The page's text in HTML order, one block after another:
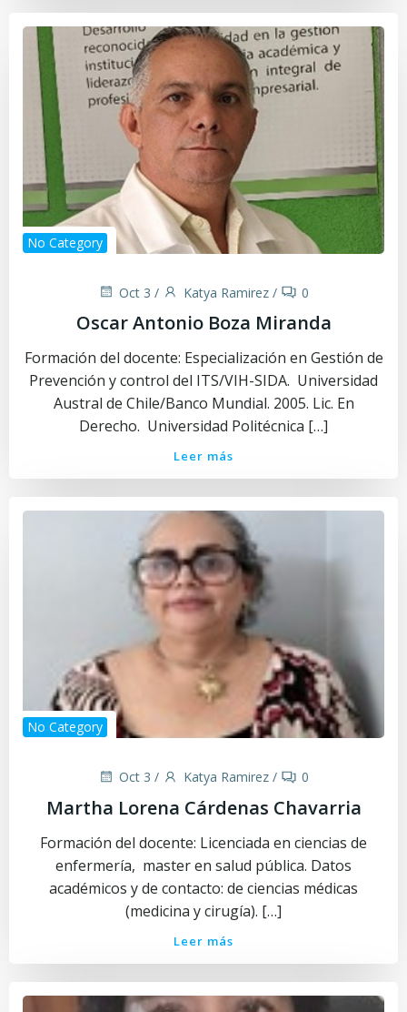
No Category
Oct 3 / Katya Ramirez / 0
Oscar Antonio Boza Miranda
Formación del docente: Especialización en Gestión de
Prevención y control del ITS/VIH-SIDA. Universidad
Austral de Chile/Banco Mundial. 2005. Lic. En
Derecho. Universidad Politécnica […]
Leer más
No Category
Oct 3 / Katya Ramirez / 0
Martha Lorena Cárdenas Chavarria
Formación del docente: Licenciada en ciencias de
enfermería, master en salud pública. Datos
académicos y de contacto: de ciencias médicas
(medicina y cirugía). […]
Leer más